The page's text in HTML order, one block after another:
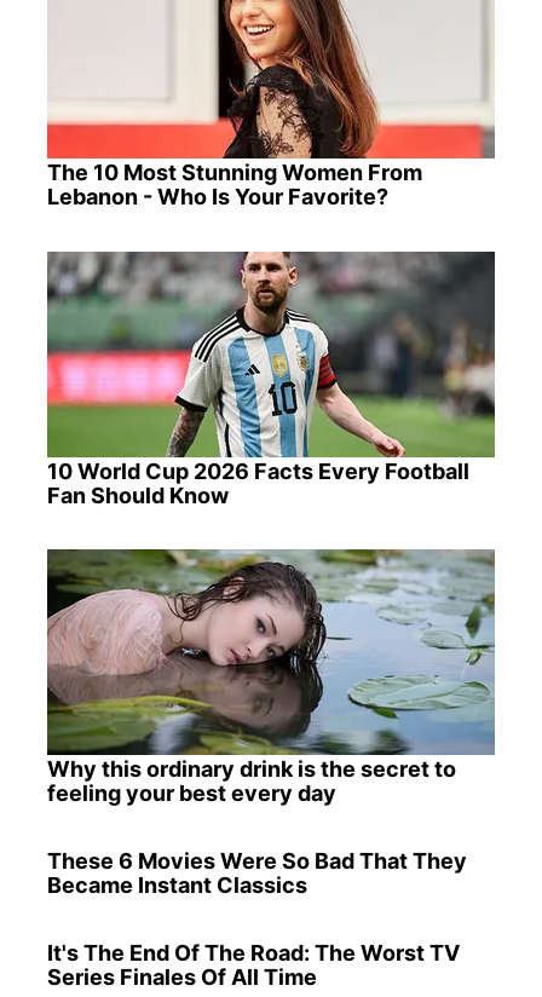
The 10 Most Stunning Women From
Lebanon - Who Is Your Favorite?
10 World Cup 2026 Facts Every Football
Fan Should Know
Why this ordinary drink is the secret to
feeling your best every day
These 6 Movies Were So Bad That They
Became Instant Classics
It's The End Of The Road: The Worst TV
Series Finales Of All Time